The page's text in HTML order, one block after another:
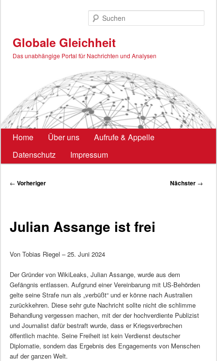
Globale Gleichheit
Das unabhängige Portal für Nachrichten und Analysen
Hauptmenü
Home Über uns
Aufrufe & Appelle
Datenschutz
Impressum
Beitragsnavigation
← Vorheriger Nächster →
Julian Assange ist frei
Von Tobias Riegel – 25. Juni 2024
Der Gründer von WikiLeaks, Julian Assange, wurde aus dem
Gefängnis entlassen. Aufgrund einer Vereinbarung mit US-Behörden
gelte seine Strafe nun als „verbüßt“ und er könne nach Australien
zurückkehren. Diese sehr gute Nachricht sollte nicht die schlimme
Behandlung vergessen machen, mit der der hochverdiente Publizist
und Journalist dafür bestraft wurde, dass er Kriegsverbrechen
öffentlich machte. Seine Freiheit ist kein Verdienst deutscher
Diplomatie, sondern das Ergebnis des Engagements von Menschen
auf der ganzen Welt.